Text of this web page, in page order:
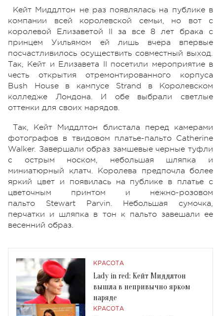
Кейт Миддлтон не раз появлялась на публике в
компании всей королевской семьи, но вот с
королевой Елизаветой ІІ за все 8 лет брака с
принцем Уильямом ей лишь вчера впервые
посчастливилось осуществить совместный выход.
Так, Кейт и Елизавета ІІ посетили мероприятие в
честь открытия отремонтированного корпуса
Bush House в кампусе Strand в Королевском
колледже Лондона. И обе выбрали светлые
оттенки для своих нарядов.
Так, Кейт Миддлтон блистала перед камерами
фотографов в твидовом платье-пальто Catherine
Walker. Завершали образ замшевые черные туфли
с острым носком, небольшая шляпка и
миниатюрный клатч. Королева предпочла более
яркий цвет и появилась на публике в платье с
цветочным принтом и нежно-розовом
пальто Stewart Parvin. Небольшая сумочка,
перчатки и шляпка в тон к пальто завешали ее
весенний образ.
КРАСОТА
Lady in red: Кейт Миддлтон
вышла в непривычно ярком
наряде
КРАСОТА